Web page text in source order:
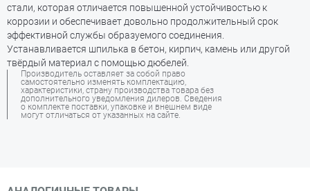
стали, которая отличается повышенной устойчивостью к
коррозии и обеспечивает довольно продолжительный срок
эффективной службы образуемого соединения.
Устанавливается шпилька в бетон, кирпич, камень или другой
твёрдый материал с помощью дюбелей.
Производитель оставляет за собой право
самостоятельно изменять комплектацию,
характеристики, страну производства товара без
дополнительного уведомления дилеров. Сведения
о комплекте поставки, упаковке и внешнем виде
могут отличаться от указанных на сайте.